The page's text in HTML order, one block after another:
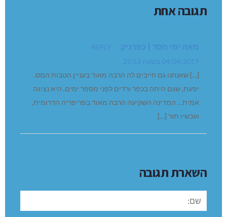
תגובה אחת
מאה ימי חסד | כפרניק
REPLY
04/04/2019 בשעה 21:53
[…] שאנחנו גם חייבים לה הרבה מאוד בעניין הטבות המס.
יפעת, שגם היתה בכפר ורדים לפני מספר ימים, היא נציגה
אמית… המדינה השקיעה הרבה מאוד בפריפריה הדרומית,
ועכשיו תור […]
השארת תגובה
שם: